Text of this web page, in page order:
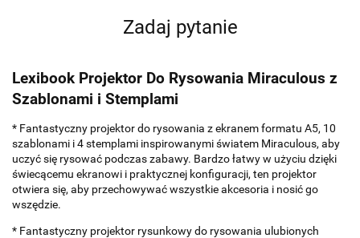
Zadaj pytanie
Lexibook Projektor Do Rysowania Miraculous z
Szablonami i Stemplami
* Fantastyczny projektor do rysowania z ekranem formatu A5, 10
szablonami i 4 stemplami inspirowanymi światem Miraculous, aby
uczyć się rysować podczas zabawy. Bardzo łatwy w użyciu dzięki
świecącemu ekranowi i praktycznej konfiguracji, ten projektor
otwiera się, aby przechowywać wszystkie akcesoria i nosić go
wszędzie.
* Fantastyczny projektor rysunkowy do rysowania ulubionych